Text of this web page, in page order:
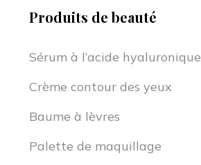
Produits de beauté
Sérum à l’acide hyaluronique
Crème contour des yeux
Baume à lèvres
Palette de maquillage